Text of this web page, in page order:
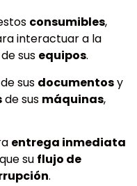
consumibles,
interactuar a la
de sus equipos.
de sus documentosy
de sus máquinas,
entrega inmediata
su flujo de
.